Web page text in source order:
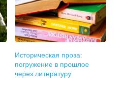
Историческая проза:
погружение в прошлое
через литературу